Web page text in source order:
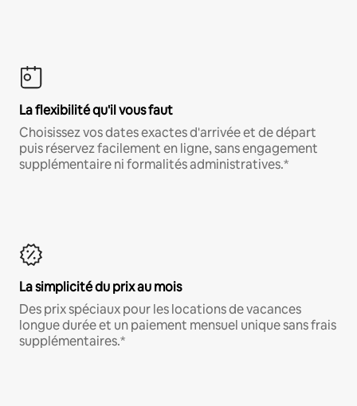
La flexibilité qu'il vous faut
Choisissez vos dates exactes d'arrivée et de départ
puis réservez facilement en ligne, sans engagement
supplémentaire ni formalités administratives.*
La simplicité du prix au mois
Des prix spéciaux pour les locations de vacances
longue durée et un paiement mensuel unique sans frais
supplémentaires.*